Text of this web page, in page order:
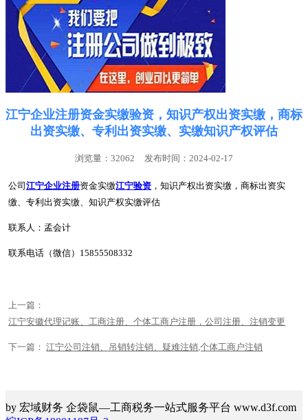
江宁企业注册资金实缴验资，知识产权出资实缴，商标
出资实缴、专利出资实缴、实缴知识产权评估
浏览量：32062 发布时间：2024-02-17
公司江宁企业注册资金实缴江宁验资 ，知识产权出资实缴，商标出资实
缴、专利出资实缴、知识产权实缴评估
联系人：孟会计
联系电话（微信）15855508332
上一篇：
江宁安徽代理记账、工商注册、个体工商户注册，公司注册、注销变更
下一篇：江宁公司注销、吊销转注销、疑难注销,个体工商户注销
by 宏域财务 企袋鼠—工商税务一站式服务平台 www.d3f.com